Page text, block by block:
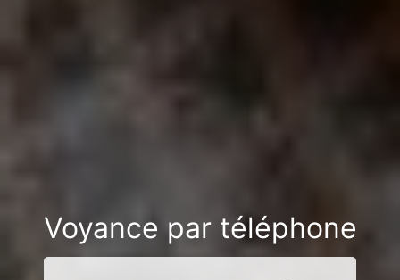
Voyance par téléphone